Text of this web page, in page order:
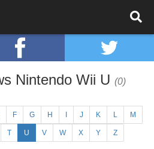
Nintendo Wii U (0)
F G H J K L M
T U V W X Y Z